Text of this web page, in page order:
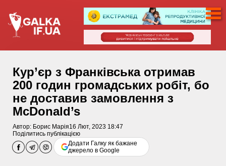
Кур’єр з Франківська отримав
200 годин громадських робіт, бо
не доставив замовлення з
McDonald’s
Автор: Борис Марія16 Лют, 2023 18:47
Поділитись публікацією
Додати Галку як бажане
джерело в Google